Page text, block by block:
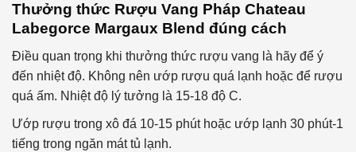
Thưởng thức Rượu Vang Pháp Chateau
Labegorce Margaux Blend đúng cách
Điều quan trọng khi thưởng thức rượu vang là hãy để ý
đến nhiệt độ. Không nên ướp rượu quá lạnh hoặc để rượu
quá ấm. Nhiệt độ lý tưởng là 15-18 độ C.
Ướp rượu trong xô đá 10-15 phút hoặc ướp lạnh 30 phút-1
tiếng trong ngăn mát tủ lạnh.